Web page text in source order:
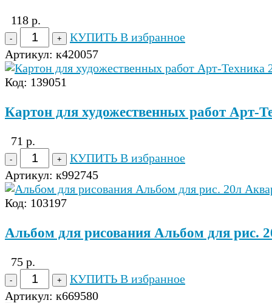
118 р.
КУПИТЬ В избранное
Артикул: к420057
Код: 139051
Картон для художественных работ Арт-
71 р.
КУПИТЬ В избранное
Артикул: к992745
Код: 103197
Альбом для рисования Альбом для рис.
75 р.
КУПИТЬ В избранное
Артикул: к669580